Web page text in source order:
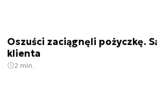
Oszuści zaciągnęli pożyczkę.
klienta
2 min.